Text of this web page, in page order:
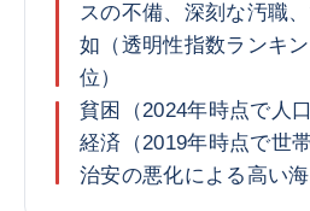
スの不備、深刻な汚職
如（透明性指数ランキ
位）
貧困（2024年時点で人
経済（2019年時点で世
治安の悪化による高い